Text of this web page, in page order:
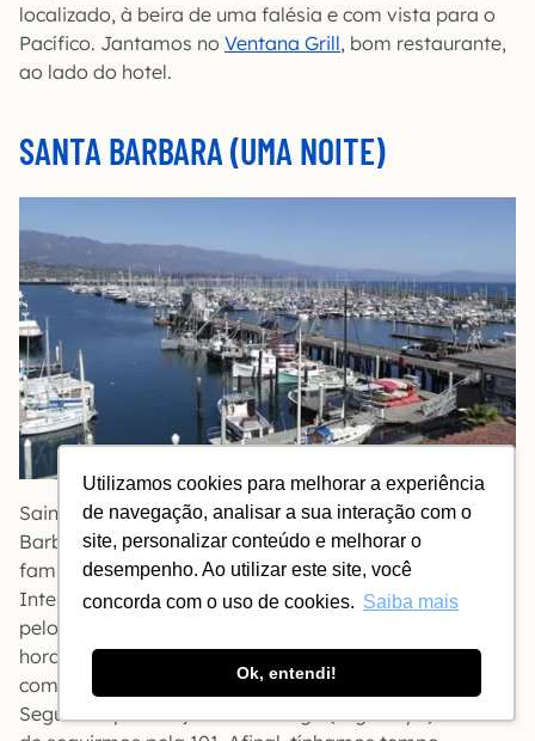
Utilizamos cookies para melhorar a experiência
de navegação, analisar a sua interação com o
site, personalizar conteúdo e melhorar o
desempenho. Ao utilizar este site, você
concorda com o uso de cookies. Saiba mais
Ok, entendi!
localizado, à beira de uma falésia e com vista para o
Pacífico. Jantamos no Ventana Grill, bom restaurante,
ao lado do hotel.
SANTA BARBARA (UMA NOITE)
Saindo de Pismo Beach, fomos em direção a Santa
Barbara. Como era caminho, e por indicação de
familiares, resolvemos passar em Solvang.
Interessante cidade de colonização holandesa. Vale
pelo passeio. A visita é rápida, não mais que duas
horas. Entrando na cidade, à direita, observe o centro
comercial e histórico. Estacione o carro e passeie.
Seguimos pelo trajeto mais longo (Highway 1) em vez